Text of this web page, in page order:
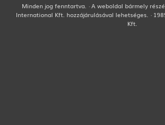
Minden jog fenntartva. · A weboldal bármely
International Kft. hozzájárulásával lehetséges. ·
Kft.